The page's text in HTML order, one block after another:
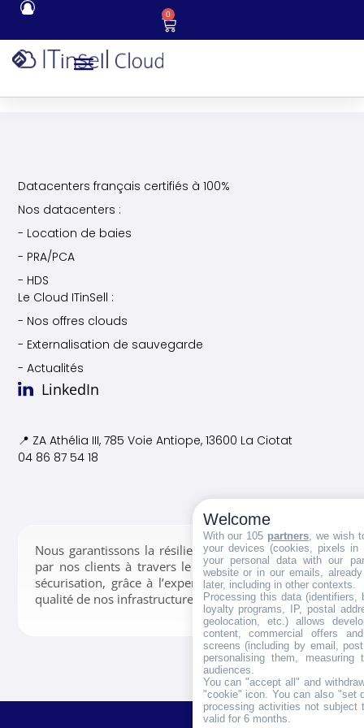
0
Datacenters français certifiés à 100%
Nos datacenters :
- Location de baies
- PRA/PCA
- HDS
Le Cloud ITinSell :
- Nos offres clouds
- Externalisation de sauvegarde
- Actualités
LinkedIn
📍 ZA Athélia III, 785 Voie Antiope, 13600 La Ciotat
04 86 87 54 18
Nous garantissons la résilience des données confiées
par nos clients à travers le stockage, la gestion et la
sécurisation, grâce à l’expertise de nos équipes et la
qualité de nos infrastructures.
Welcome
With our 105 partners , we wish
your devices (cookies, pixels
your personal data with our
website or in our emails,
later, including in other contexts.
Processing this data (identifiers,
loyalty programs, IP, postal
geolocation, etc.) allows
content, commercial offers
screens (including by email,
personalising them, measuring
audiences.
You can "accept all" and
"cookie" icon . You can also "set
processing activities not subject
valid for 6 months.